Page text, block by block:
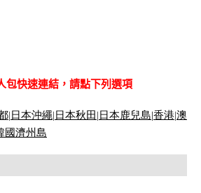
包快速連結，請點下列選項
| 日本沖繩| 日本秋田 | 日本鹿兒島|香港|澳
國濟州島